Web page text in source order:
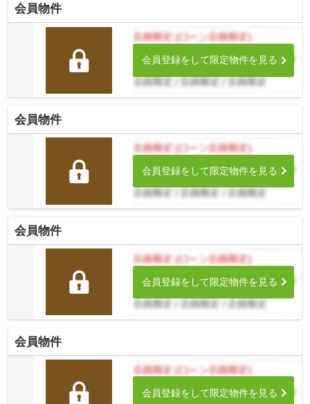
会員物件
会員登録をして限定物件を見る
会員物件
会員登録をして限定物件を見る
会員物件
会員登録をして限定物件を見る
会員物件
会員登録をして限定物件を見る